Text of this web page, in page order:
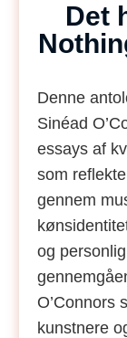
Det
Denne
Sinéad
essays af
som
gennem
og
O’Connors
kunstnere